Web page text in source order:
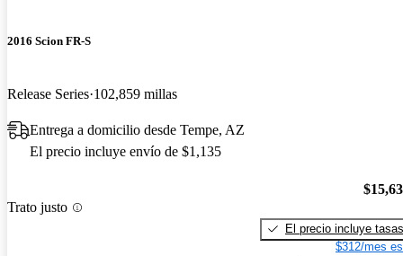
2016 Scion FR-S
Release Series 102,859 millas
Entrega a domicilio desde Tempe, AZ
El precio incluye envío de $1,135
Trato justo
El precio incluye tasas
$312/mes